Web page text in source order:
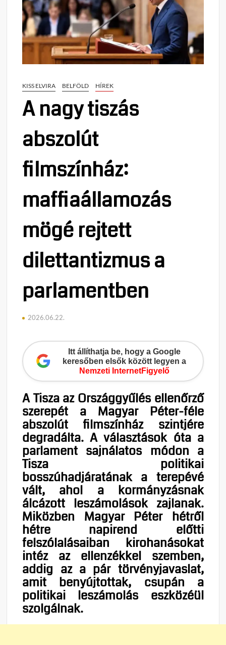
KISS ELVIRA BELFÖLD HÍREK
A nagy tiszás
abszolút
filmszínház:
maffiaállamozás
mögé rejtett
dilettantizmus a
parlamentben
2026.06.22.
Itt állíthatja be, hogy a Google
keresőben elsők között legyen a
Nemzeti InternetFigyelő
A Tisza az Országgyűlés ellenőrző
szerepét a Magyar Péter-féle
abszolút filmszínház szintjére
degradálta. A választások óta a
parlament sajnálatos módon a
Tisza politikai
bosszúhadjáratának a terepévé
vált, ahol a kormányzásnak
álcázott leszámolások zajlanak.
Miközben Magyar Péter hétről
hétre napirend előtti
felszólalásaiban kirohanásokat
intéz az ellenzékkel szemben,
addig az a pár törvényjavaslat,
amit benyújtottak, csupán a
politikai leszámolás eszközéül
szolgálnak.